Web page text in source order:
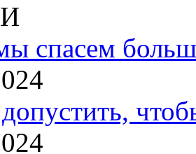
спасем